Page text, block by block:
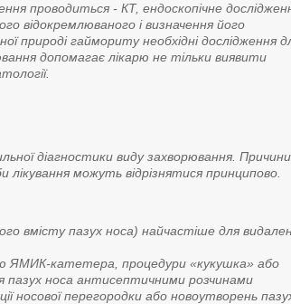
проводиться - КТ, ендоскопічне
відокремлюваного і визначення його
природі гаймориту необхідні дослідження
допомагає лікарю не тільки виявити
діагностики виду захворювання. Причини
можуть відрізнятися принципово.
вмісту пазух носа) найчастіше для
ЯМИК-катетера, процедури «кукушка» або
пазух носа антисептичними розчинами
носової перегородки або новоутворень